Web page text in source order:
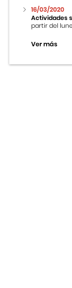
16/03/2020
Actividades
partir del
Ver más